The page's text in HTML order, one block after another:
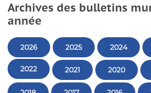
Archives des bulletins
année
2026 2025 2024
2022 2021 2020